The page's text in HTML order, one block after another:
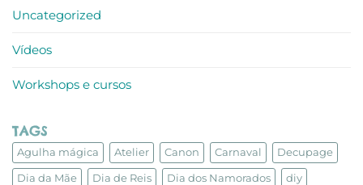
Uncategorized
Vídeos
Workshops e cursos
TAGS
Agulha mágica Atelier Canon Carnaval Decupage
Dia da Mãe Dia de Reis Dia dos Namorados diy